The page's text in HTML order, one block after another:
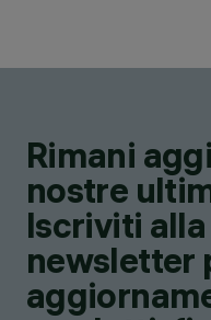
Rimani
nostre
Iscriviti
newsletter